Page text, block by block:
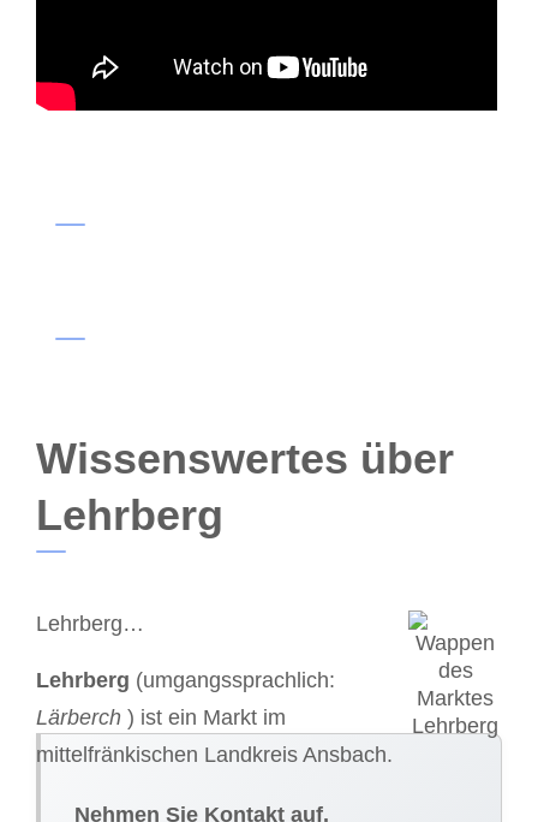
Wissenswertes über
Lehrberg
Lehrberg…
Lehrberg (umgangssprachlich:
Lärberch ) ist ein Markt im
mittelfränkischen Landkreis Ansbach.
Nehmen Sie Kontakt auf.